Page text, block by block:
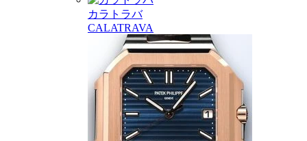
カラトラバ
CALATRAVA